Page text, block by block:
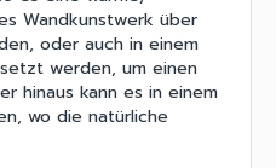
Wandkunstwerk über
oder auch in einem
werden, um einen
hinaus kann es in einem
wo die natürliche